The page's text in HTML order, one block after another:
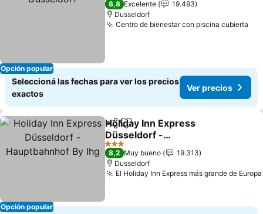
Opción popular
8,8 Excelente
19.493
Dusseldorf
Centro de bienestar con piscina cubierta
Seleccioná las fechas para ver los precios
exactos
Ver precios
Opción popular
CompartirAñadir a favoritos
Holiday Inn Express
Düsseldorf -
Hauptbahnhof By Ihg
Ver precios
3 Estrellas
8,2 Muy bueno
19.313
Dusseldorf
El Holiday Inn Express más grande de Europa